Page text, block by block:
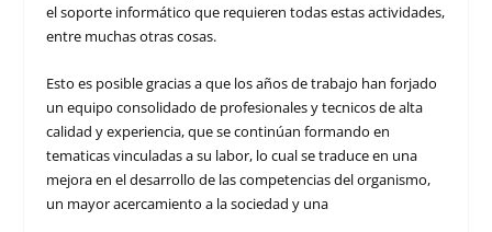
el soporte informático que requieren todas estas actividades,
entre muchas otras cosas.
Esto es posible gracias a que los años de trabajo han forjado
un equipo consolidado de profesionales y tecnicos de alta
calidad y experiencia, que se continúan formando en
tematicas vinculadas a su labor, lo cual se traduce en una
mejora en el desarrollo de las competencias del organismo,
un mayor acercamiento a la sociedad y una